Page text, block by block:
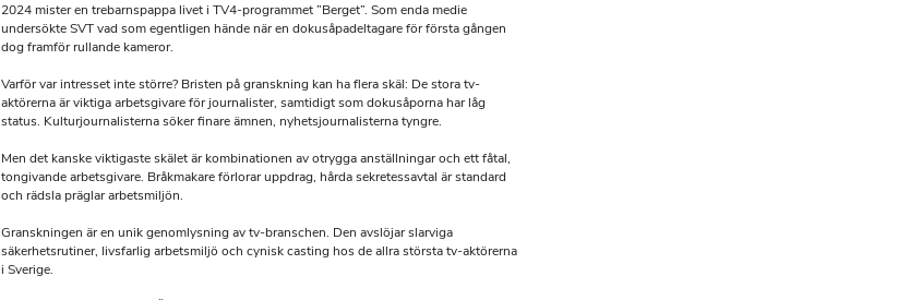
2024 mister en trebarnspappa livet i TV4-programmet ”Berget”. Som enda medie
undersökte SVT vad som egentligen hände när en dokusåpadeltagare för första gången
dog framför rullande kameror.
Varför var intresset inte större? Bristen på granskning kan ha flera skäl: De stora tv-
aktörerna är viktiga arbetsgivare för journalister, samtidigt som dokusåporna har låg
status. Kulturjournalisterna söker finare ämnen, nyhetsjournalisterna tyngre.
Men det kanske viktigaste skälet är kombinationen av otrygga anställningar och ett fåtal,
tongivande arbetsgivare. Bråkmakare förlorar uppdrag, hårda sekretessavtal är standard
och rädsla präglar arbetsmiljön.
Granskningen är en unik genomlysning av tv-branschen. Den avslöjar slarviga
säkerhetsrutiner, livsfarlig arbetsmiljö och cynisk casting hos de allra största tv-aktörerna
i Sverige.